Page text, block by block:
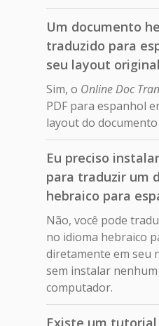
Um documento
traduzido para
seu layout
Sim, o Online Doc
PDF para espanhol
layout do
Eu preciso
para traduzir um
hebraico para
Não, você pode
no idioma hebraico
diretamente em seu
sem instalar
computador.
Existe um